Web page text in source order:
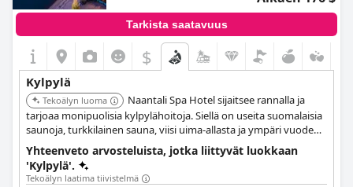
Tarkista saatavuus
$
Kylpylä
Tekoälyn luoma
Naantali Spa Hotel sijaitsee rannalla ja
tarjoaa monipuolisia kylpylähoitoja. Siellä on useita suomalaisia
saunoja, turkkilainen sauna, viisi uima-allasta ja ympäri vuoden
avoinna oleva lämmitetty ulkouima-allas. Vieraat voivat nauttia
ainutlaatuisista kylpykokemuksista, kuten Kleopatran maito- ja
hunajakylvystä.
Yhteenveto arvosteluista, jotka liittyvät luokkaan
'Kylpylä'.
Tekoälyn laatima tiivistelmä